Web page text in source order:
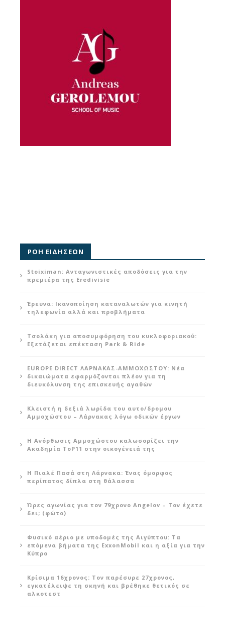
ΡΟΗ ΕΙΔΗΣΕΩΝ
Stoiximan: Ανταγωνιστικές αποδόσεις για την
πρεμιέρα της Eredivisie
Έρευνα: Ικανοποίηση καταναλωτών για κινητή
τηλεφωνία αλλά και προβλήματα
Τσολάκη για αποσυμφόρηση του κυκλοφοριακού:
Εξετάζεται επέκταση Park & Ride
EUROPE DIRECT ΛΑΡΝΑΚΑΣ-ΑΜΜΟΧΩΣΤΟΥ: Νέα
δικαιώματα εφαρμόζονται πλέον για τη
διευκόλυνση της επισκευής αγαθών
Κλειστή η δεξιά λωρίδα του αυτο/δρομου
Αμμοχώστου – Λάρνακας λόγω οδικών έργων
Η Ανόρθωσις Αμμοχώστου καλωσορίζει την
Ακαδημία ToP11 στην οικογένειά της
Η Πιαλέ Πασά στη Λάρνακα: Ένας όμορφος
περίπατος δίπλα στη θάλασσα
Ώρες αγωνίας για τον 79χρονο Angelov – Τον έχετε
δει; (φώτο)
Φυσικό αέριο με υποδομές της Αιγύπτου: Τα
επόμενα βήματα της ExxonMobil και η αξία για την
Κύπρο
Κρίσιμα 16χρονος: Τον παρέσυρε 27χρονος,
εγκατέλειψε τη σκηνή και βρέθηκε θετικός σε
αλκοτεστ